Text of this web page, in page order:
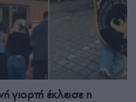
γιορτή έκλεισε η